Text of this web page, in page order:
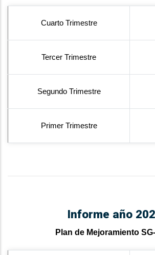
Cuarto Trimestre
Tercer Trimestre
Segundo Trimestre
Primer Trimestre
Informe año
Plan de Mejoramiento